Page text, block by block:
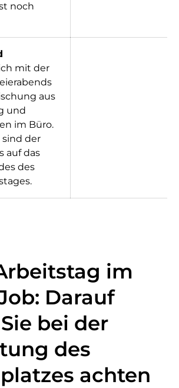
noch
mit der
aus
und
im Büro.
sind der
auf das
des
im
Darauf
bei der
des
achten